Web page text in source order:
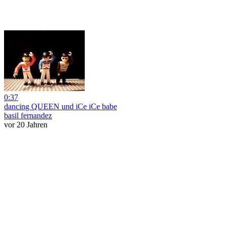
0:37
dancing QUEEN und iCe iCe babe
basil fernandez
vor 20 Jahren